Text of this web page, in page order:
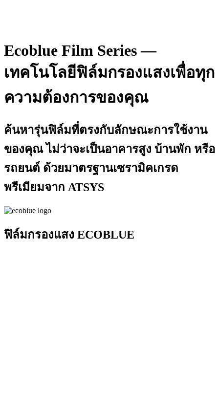
Ecoblue Film Series —
เทคโนโลยีฟิล์มกรองแสงเพื่อทุก
ความต้องการของคุณ
ค้นหารุ่นฟิล์มที่ตรงกับลักษณะการใช้งาน
ของคุณ ไม่ว่าจะเป็นอาคารสูง บ้านพัก หรือ
รถยนต์ ด้วยมาตรฐานเซรามิคเกรด
พรีเมียมจาก ATSYS
ฟิล์มกรองแสง ECOBLUE